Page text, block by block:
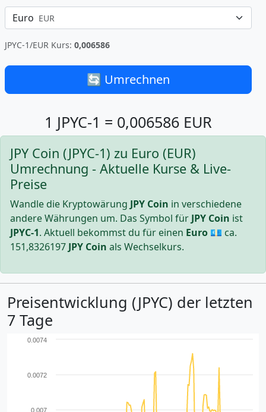
Euro EUR
JPYC-1/EUR Kurs: 0,006586
🔄 Umrechnen
1 JPYC-1 = 0,006586 EUR
JPY Coin (JPYC-1) zu Euro (EUR)
Umrechnung - Aktuelle Kurse & Live-
Preise
Wandle die Kryptowärung JPY Coin in verschiedene
andere Währungen um. Das Symbol für JPY Coin ist
JPYC-1. Aktuell bekommst du für einen Euro 💶 ca.
151,8326197 JPY Coin als Wechselkurs.
Preisentwicklung (JPYC) der letzten
7 Tage
0.007
0.0072
0.0074